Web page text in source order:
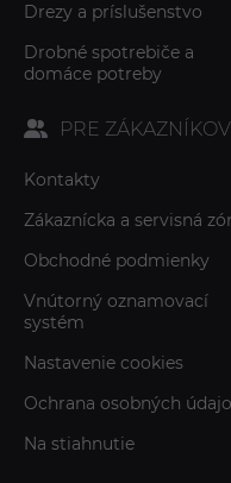
Drezy a príslušenstvo
Drobné spotrebiče a
domáce potreby
PRE ZÁKAZNÍKOV
Kontakty
Zákaznícka a servisná
Obchodné podmienky
Vnútorný oznamovací
systém
Nastavenie cookies
Ochrana osobných
Na stiahnutie